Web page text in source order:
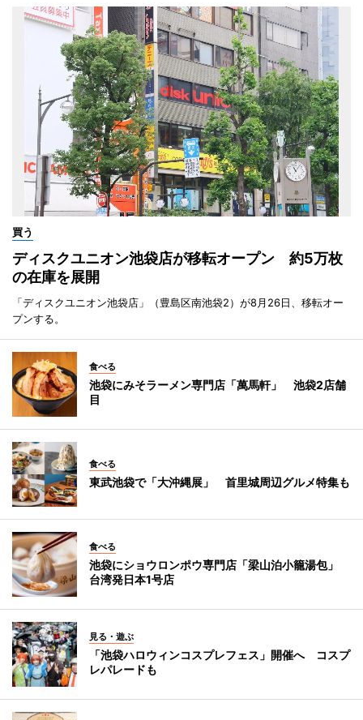
買う
ディスクユニオン池袋店が移転オープン 約5万枚
の在庫を展開
「ディスクユニオン池袋店」（豊島区南池袋2）が8月26日、移転オー
プンする。
食べる
池袋にみそラーメン専門店「萬馬軒」 池袋2店舗
目
食べる
東武池袋で「大沖縄展」 首里城周辺グルメ特集も
食べる
池袋にショウロンポウ専門店「梁山泊小籠湯包」
台湾発日本1号店
見る・遊ぶ
「池袋ハロウィンコスプレフェス」開催へ コスプ
レパレードも